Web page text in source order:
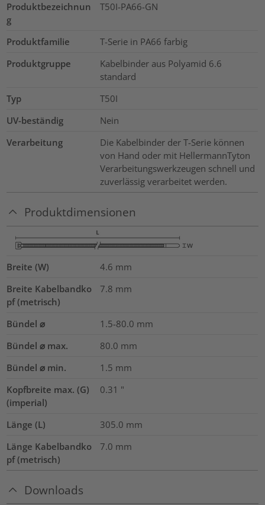
Produktbezeichnun
g
T50I-PA66-GN
Produktfamilie
T-Serie in PA66 farbig
Produktgruppe
Kabelbinder aus Polyamid 6.6
standard
Typ
T50I
UV-beständig
Nein
Verarbeitung
Die Kabelbinder der T-Serie können
von Hand oder mit HellermannTyton
Verarbeitungswerkzeugen schnell und
zuverlässig verarbeitet werden.
Produktdimensionen
Breite (W) 4.6 mm
Breite Kabelbandko
pf (metrisch)
7.8 mm
Bündel ⌀ 1.5-80.0 mm
Bündel ⌀ max.
80.0 mm
Bündel ⌀ min.
1.5 mm
Kopfbreite max. (G)
(imperial)
0.31 "
Länge (L) 305.0 mm
Länge Kabelbandko
pf (metrisch)
7.0 mm
Downloads